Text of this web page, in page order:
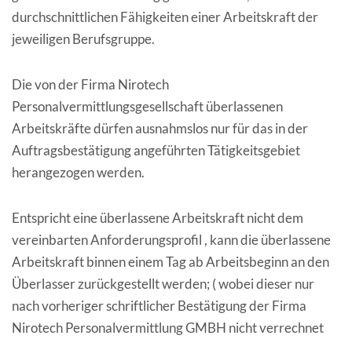
durchschnittlichen Fähigkeiten einer Arbeitskraft der
jeweiligen Berufsgruppe.
Die von der Firma Nirotech
Personalvermittlungsgesellschaft überlassenen
Arbeitskräfte dürfen ausnahmslos nur für das in der
Auftragsbestätigung angeführten Tätigkeitsgebiet
herangezogen werden.
Entspricht eine überlassene Arbeitskraft nicht dem
vereinbarten Anforderungsprofil , kann die überlassene
Arbeitskraft binnen einem Tag ab Arbeitsbeginn an den
Überlasser zurückgestellt werden; ( wobei dieser nur
nach vorheriger schriftlicher Bestätigung der Firma
Nirotech Personalvermittlung GMBH nicht verrechnet